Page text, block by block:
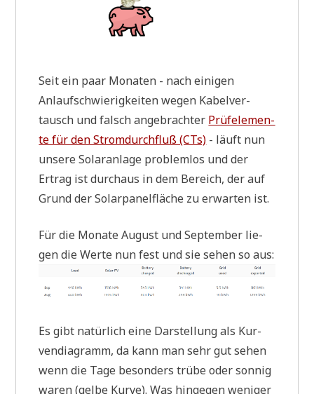
Seit ein paar Mona­ten - nach eini­gen
Anlauf­schwie­rig­kei­ten wegen Kabel­ver­
tausch und falsch ange­brach­ter Prü­f­ele­men­
te für den Strom­durch­fluß (CTs) - läuft nun
unse­re Solar­an­la­ge pro­blem­los und der
Ertrag ist durch­aus in dem Bereich, der auf
Grund der Solar­pa­nel­flä­che zu erwar­ten ist.
Für die Mona­te August und Sep­tem­ber lie­
gen die Wer­te nun fest und sie sehen so aus:
Es gibt natür­lich eine Dar­stel­lung als Kur­
ven­dia­gramm, da kann man sehr gut sehen
wenn die Tage beson­ders trü­be oder son­nig
waren (gel­be Kur­ve). Was hin­ge­gen weni­ger